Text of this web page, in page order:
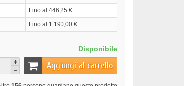
Fino al 446,25 €
Fino al 1.190,00 €
Disponibile
Aggiungi al carrello